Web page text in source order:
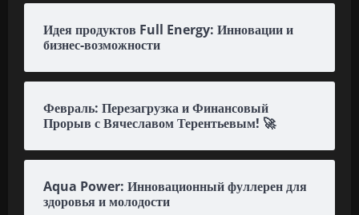
Идея продуктов Full Energy: Инновации и
бизнес-возможности
Февраль: Перезагрузка и Финансовый
Прорыв с Вячеславом Терентьевым! 🚀
Aqua Power: Инновационный фуллерен для
здоровья и молодости